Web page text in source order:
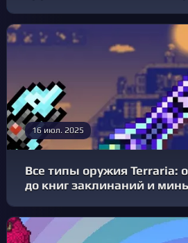
16 июл. 2025
Все типы оружия Terraria:
до книг заклинаний и